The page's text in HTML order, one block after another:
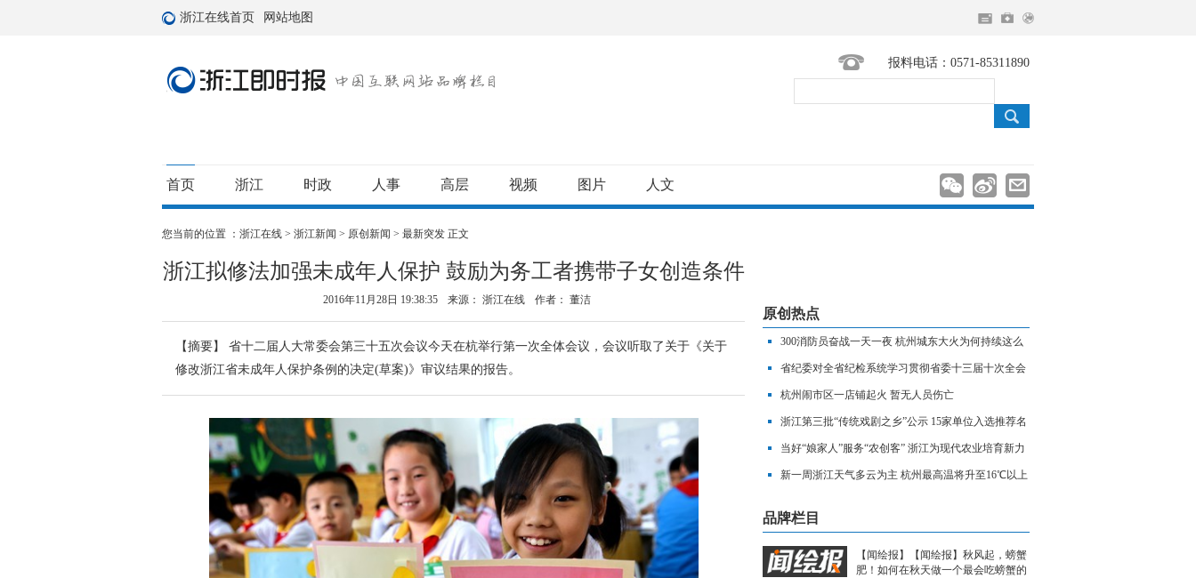
浙江在线首页 网站地图
报料电话：0571-85311890
首页 浙江 时政 人事 高层 视频 图片 人文
您当前的位置 ： 浙江在线 > 浙江新闻 > 原创新闻 > 最新突发 正文
浙江拟修法加强未成年人保护 鼓励为务工者携带子女创造条件
2016年11月28日 19:38:35 来源： 浙江在线 作者： 董洁
【摘要】 省十二届人大常委会第三十五次会议今天在杭举行第一次全体会议，会议听取了关于《关于
修改浙江省未成年人保护条例的决定(草案)》审议结果的报告。
原创热点
300消防员奋战一天一夜 杭州城东大火为何持续这么
久
省纪委对全省纪检系统学习贯彻省委十三届十次全会
精神作出部署
杭州闹市区一店铺起火 暂无人员伤亡
浙江第三批“传统戏剧之乡”公示 15家单位入选推荐名
单
当好“娘家人”服务“农创客” 浙江为现代农业培育新力
量
新一周浙江天气多云为主 杭州最高温将升至16℃以上
品牌栏目
【闻绘报】【闻绘报】秋风起，螃蟹
肥！如何在秋天做一个最会吃螃蟹的